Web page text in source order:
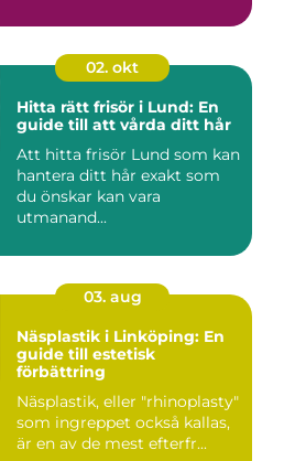
02. okt
Hitta rätt frisör i Lund: En
guide till att vårda ditt hår
Att hitta frisör Lund som kan
hantera ditt hår exakt som
du önskar kan vara
utmanand...
03. aug
Näsplastik i Linköping: En
guide till estetisk
förbättring
Näsplastik, eller "rhinoplasty"
som ingreppet också kallas,
är en av de mest efterfr...